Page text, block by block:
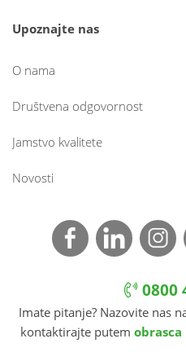
Upoznajte nas
O nama
Društvena odgovornost
Jamstvo kvalitete
Novosti
0800
Imate pitanje? Nazovite nas
kontaktirajte putem obrasca